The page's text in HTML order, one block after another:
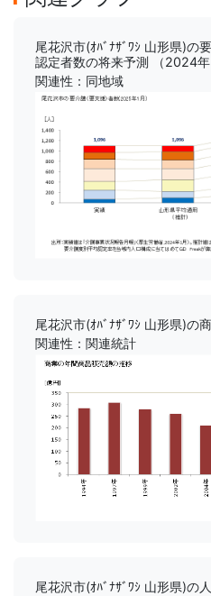
尾花沢市(ｵﾊﾞﾅｻﾞﾜｼ 山形県)の
認定者数の将来予測 （2024年
関連性：同地域
尾花沢市(ｵﾊﾞﾅｻﾞﾜｼ 山形県)の
関連性：関連統計
尾花沢市(ｵﾊﾞﾅｻﾞﾜｼ 山形県)の